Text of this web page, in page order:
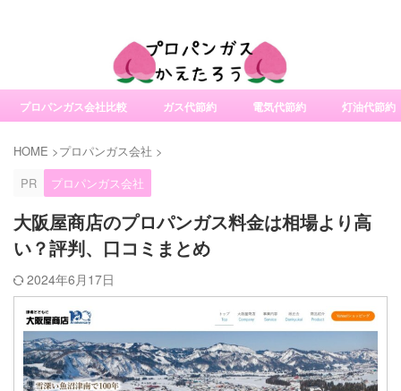
プロパンガス会社比較 ガス代節約 電気代節約 灯油代節約
HOME >プロパンガス会社 >
PR
プロパンガス会社
大阪屋商店のプロパンガス料金は相場より高
い？評判、口コミまとめ
2024年6月17日